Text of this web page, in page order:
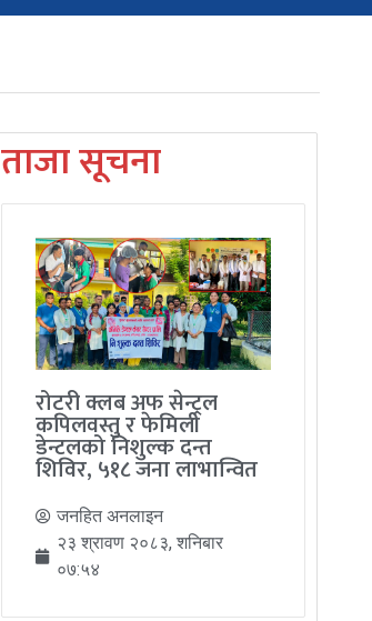
ताजा सूचना
रोटरी क्लब अफ सेन्ट्रल
कपिलवस्तु र फेमिली
डेन्टलको निशुल्क दन्त
शिविर, ५१८ जना लाभान्वित
जनहित अनलाइन
२३ श्रावण २०८३, शनिबार
०७:५४